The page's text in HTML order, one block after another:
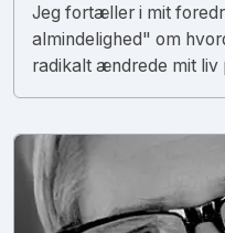
Jeg fortæller i mit
almindelighed" om
radikalt ændrede mit liv